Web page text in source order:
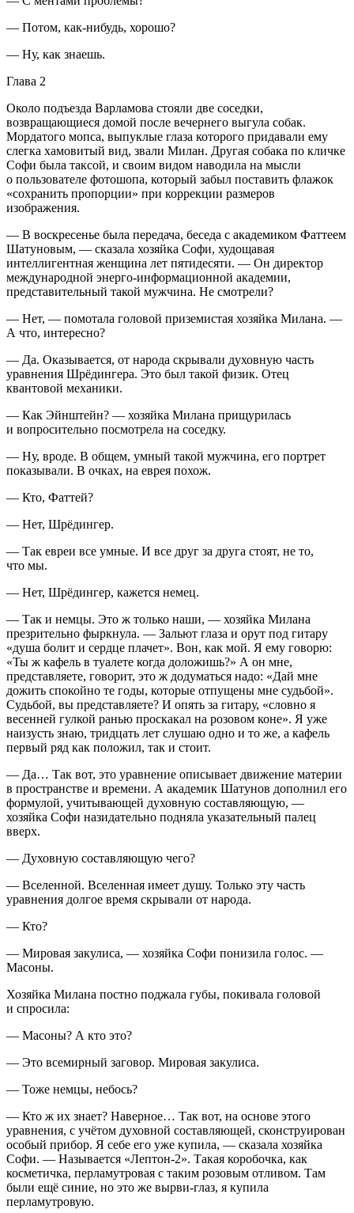
— Потом, как-нибудь, хорошо?
— Ну, как знаешь.
Глава 2
Около подъезда Варламова стояли две соседки,
возвращающиеся домой после вечернего выгула собак.
Мордатого мопса, выпуклые глаза которого придавали ему
слегка хамовитый вид, звали Милан. Другая собака по кличке
Софи была таксой, и своим видом наводила на мысли
о пользователе фотошопа, который забыл поставить флажок
«сохранить пропорции» при коррекции размеров
изображения.
— В воскресенье была передача, беседа с академиком Фаттеем
Шатуновым, — сказала хозяйка Софи, худощавая
интеллигентная женщина лет пятидесяти. — Он директор
международной энерго-информационной академии,
представительный такой мужчина. Не смотрели?
— Нет, — помотала головой приземистая хозяйка Милана. —
А что, интересно?
— Да. Оказывается, от народа скрывали духовную часть
уравнения Шрёдингера. Это был такой физик. Отец
квантовой механики.
— Как Эйнштейн? — хозяйка Милана прищурилась
и вопросительно посмотрела на соседку.
— Ну, вроде. В общем, умный такой мужчина, его портрет
показывали. В очках, на еврея похож.
— Кто, Фаттей?
— Нет, Шрёдингер.
— Так евреи все умные. И все друг за друга стоят, не то,
что мы.
— Нет, Шрёдингер, кажется немец.
— Так и немцы. Это ж только наши, — хозяйка Милана
презрительно фыркнула. — Зальют глаза и орут под гитару
«душа болит и сердце плачет». Вон, как мой. Я ему говорю:
«Ты ж кафель в туалете когда доложишь?» А он мне,
представляете, говорит, это ж додуматься надо: «Дай мне
дожить спокойно те годы, которые отпущены мне судьбой».
Судьбой, вы представляете? И опять за гитару, «словно я
весенней гулкой ранью проскакал на розовом коне». Я уже
наизусть знаю, тридцать лет слушаю одно и то же, а кафель
первый ряд как положил, так и стоит.
— Да… Так вот, это уравнение описывает движение материи
в пространстве и времени. А академик Шатунов дополнил его
формулой, учитывающей духовную составляющую, —
хозяйка Софи назидательно подняла указательный палец
вверх.
— Духовную составляющую чего?
— Вселенной. Вселенная имеет душу. Только эту часть
уравнения долгое время скрывали от народа.
— Кто?
— Мировая закулиса, — хозяйка Софи понизила голос. —
Масоны.
Хозяйка Милана постно поджала губы, покивала головой
и спросила:
— Масоны? А кто это?
— Это всемирный заговор. Мировая закулиса.
— Тоже немцы, небось?
— Кто ж их знает? Наверное… Так вот, на основе этого
уравнения, с учётом духовной составляющей, сконструирован
особый прибор. Я себе его уже купила, — сказала хозяйка
Софи. — Называется «Лептон-2». Такая коробочка, как
косметичка, перламутровая с таким розовым отливом. Там
были ещё синие, но это же вырви-глаз, я купила
перламутровую.